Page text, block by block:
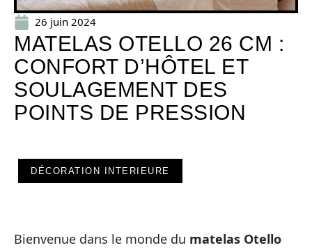
26 juin 2024
MATELAS OTELLO 26 CM :
CONFORT D’HÔTEL ET
SOULAGEMENT DES
POINTS DE PRESSION
DÉCORATION INTERIEURE
Bienvenue dans le monde du matelas Otello